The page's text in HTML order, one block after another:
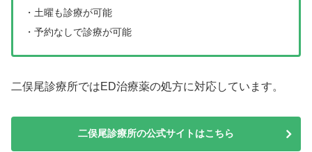
・土曜も診療が可能
・予約なしで診療が可能
二俣尾診療所ではED治療薬の処方に対応しています。
二俣尾診療所の公式サイトはこちら